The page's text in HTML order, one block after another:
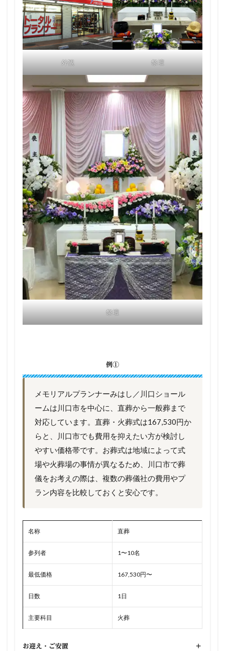
外観 祭壇
祭壇
例①
メモリアルプランナーみはし／川口ショール
ームは川口市を中心に、直葬から一般葬まで
対応しています。直葬・火葬式は167,530円か
らと、川口市でも費用を抑えたい方が検討し
やすい価格帯です。お葬式は地域によって式
場や火葬場の事情が異なるため、川口市で葬
儀をお考えの際は、複数の葬儀社の費用やプ
ラン内容を比較しておくと安心です。
名称 直葬
参列者 1〜10名
最低価格 167,530円〜
日数 1日
主要科目 火葬
お迎え・ご安置 +